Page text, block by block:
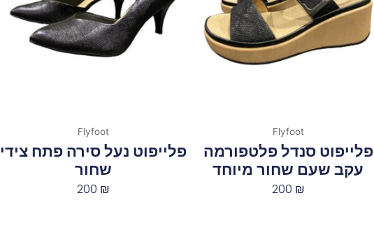
Flyfoot
פלייפוט סנדל פלטפורמה
עקב שעם שחור מיוחד
200 ₪
Flyfoot
פלייפוט נעל סירה פתח צידי
שחור
200 ₪